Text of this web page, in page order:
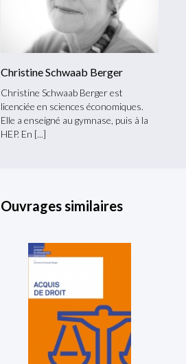
Christine Schwaab Berger
Christine Schwaab Berger est
licenciée en sciences économiques.
Elle a enseigné au gymnase, puis à la
HEP. En
Ouvrages similaires